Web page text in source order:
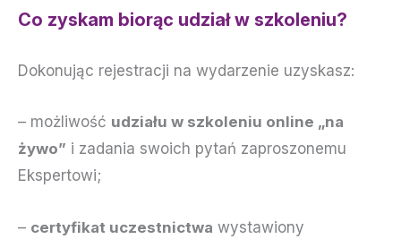
Co zyskam biorąc udział w szkoleniu?
Dokonując rejestracji na wydarzenie uzyskasz:
– możliwość udziału w szkoleniu online „na
żywo” i zadania swoich pytań zaproszonemu
Ekspertowi;
– certyfikat uczestnictwa wystawiony